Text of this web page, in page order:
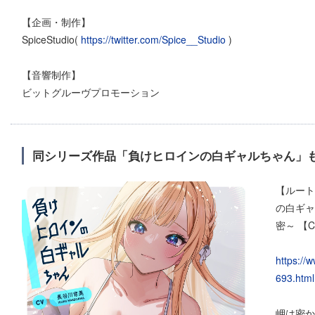
【企画・制作】
SpiceStudio( https://twitter.com/Spice__Studio )
【音響制作】
ビットグルーヴプロモーション
同シリーズ作品「負けヒロインの白ギャルちゃん」
【ルー
の白ギ
密～ 【
https://
693.html